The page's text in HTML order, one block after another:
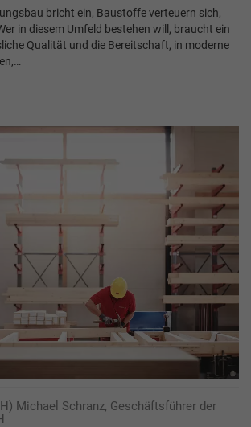
bricht ein, Baustoffe verteuern sich,
in diesem Umfeld bestehen will, braucht ein
Qualität und die Bereitschaft, in moderne
Michael Schranz, Geschäftsführer der